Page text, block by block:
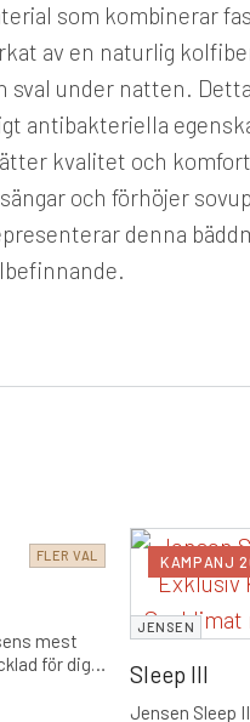
som kombinerar
av en naturlig
under natten.
antibakteriella
kvalitet och
och förhöjer
denna
FLER VAL
mest
för dig
Denna
KAMPANJ
JENSEN
Sleep III
Jensen Sleep